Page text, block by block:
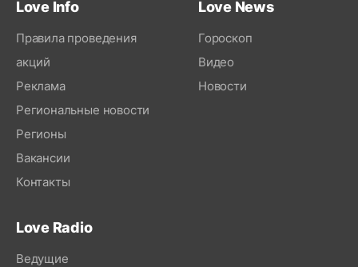
Love Info
Правила проведения
акций
Реклама
Региональные новости
Регионы
Вакансии
Контакты
Love News
Гороскоп
Видео
Новости
Love Radio
Ведущие